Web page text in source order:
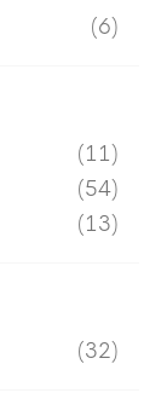
6
11
54
13
32